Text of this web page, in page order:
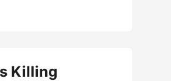
нибудь читал эту
Killing